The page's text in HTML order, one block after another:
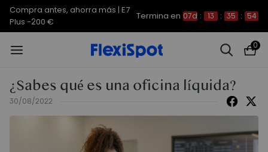
Compra antes, ahorra más | E7
Plus -200 €
Termina en 07d : 13 : 35 : 54
0
¿Sabes qué es una oficina líquida?
30/08/2022